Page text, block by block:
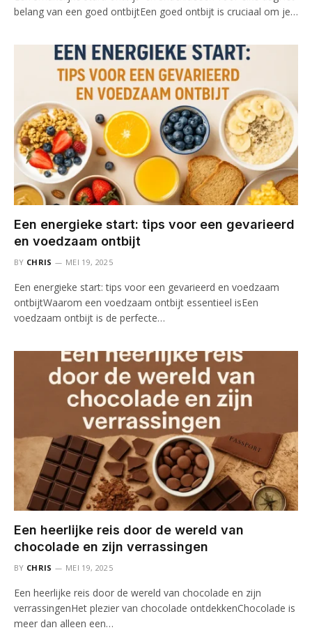
belang van een goed ontbijtEen goed ontbijt is cruciaal om je…
Een energieke start: tips voor een gevarieerd
en voedzaam ontbijt
BY CHRIS MEI 19, 2025
Een energieke start: tips voor een gevarieerd en voedzaam
ontbijtWaarom een voedzaam ontbijt essentieel isEen
voedzaam ontbijt is de perfecte…
Een heerlijke reis door de wereld van
chocolade en zijn verrassingen
BY CHRIS MEI 19, 2025
Een heerlijke reis door de wereld van chocolade en zijn
verrassingenHet plezier van chocolade ontdekkenChocolade is
meer dan alleen een…